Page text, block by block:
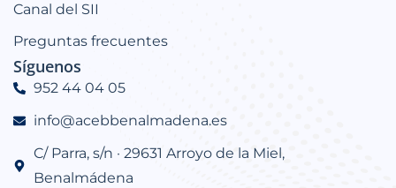
Canal del SII
Preguntas frecuentes
Síguenos
952 44 04 05
info@acebbenalmadena.es
C/ Parra, s/n · 29631 Arroyo de la Miel,
Benalmádena